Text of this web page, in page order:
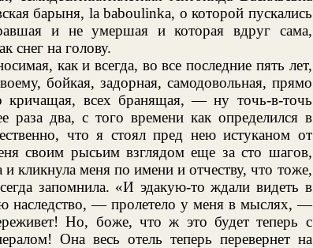
барыня, la baboulinka, о которой пускались
и не умершая и которая вдруг сама,
снег на голову.
как и всегда, во все последние пять лет,
бойкая, задорная, самодовольная, прямо
кричащая, всех бранящая, — ну точь-в-точь
раза два, с того времени как определился в
что я стоял пред нею истуканом от
своим рысьим взглядом еще за сто шагов,
и кликнула меня по имени и отчеству, что тоже,
запомнила. «И эдакую-то ждали видеть в
наследство, — пролетело у меня в мыслях, —
Но, боже, что ж это будет теперь с
Она весь отель теперь перевернет на